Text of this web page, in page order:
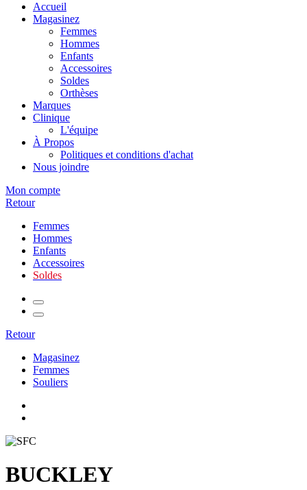
Accueil
Magasinez
Femmes
Hommes
Enfants
Accessoires
Soldes
Orthèses
Marques
Clinique
L'équipe
À Propos
Politiques et conditions d'achat
Nous joindre
Mon compte
Retour
Femmes
Hommes
Enfants
Accessoires
Soldes
Retour
Magasinez
Femmes
Souliers
BUCKLEY